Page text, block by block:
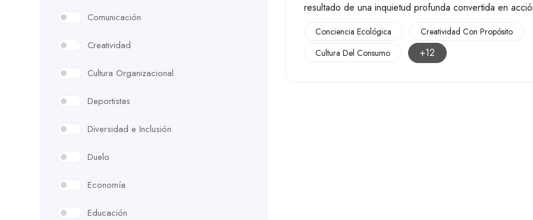
Comunicación
Creatividad
Cultura Organizacional
Deportistas
Diversidad e Inclusión
Duelo
Economía
Educación
resultado de una inquietud profunda convertida en
Conciencia Ecológica
Creatividad Con Propósito
Cultura Del Consumo
+12